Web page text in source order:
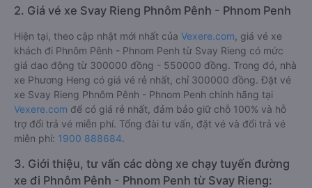
2. Giá vé xe Svay Rieng Phnôm Pênh - Phnom Penh
Hiện tại, theo cập nhật mới nhất của Vexere.com , giá vé xe
khách đi Phnôm Pênh - Phnom Penh từ Svay Rieng có mức
giá dao động từ 300000 đồng - 550000 đồng. Trong đó, nhà
xe Phương Heng có giá vé rẻ nhất, chỉ 300000 đồng. Đặt vé
xe Svay Rieng Phnôm Pênh - Phnom Penh chính hãng tại
Vexere.com để có giá rẻ nhất, đảm bảo giữ chỗ 100% và hỗ
trợ đổi trả vé miễn phí. Tổng đài tư vấn, đặt vé và đổi trả vé
miễn phí: 1900 888684.
3. Giới thiệu, tư vấn các dòng xe chạy tuyến đường
xe đi Phnôm Pênh - Phnom Penh từ Svay Rieng: